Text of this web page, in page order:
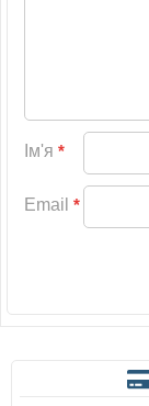
Ім'я *
Email *